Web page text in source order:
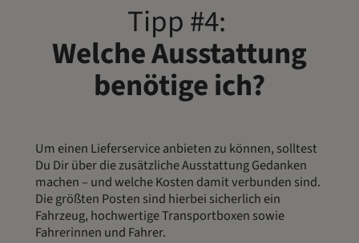
Tipp #4:
Welche Ausstattung
benötige ich?
Um einen Lieferservice anbieten zu können, solltest
Du Dir über die zusätzliche Ausstattung Gedanken
machen – und welche Kosten damit verbunden sind.
Die größten Posten sind hierbei sicherlich ein
Fahrzeug, hochwertige Transportboxen sowie
Fahrerinnen und Fahrer.